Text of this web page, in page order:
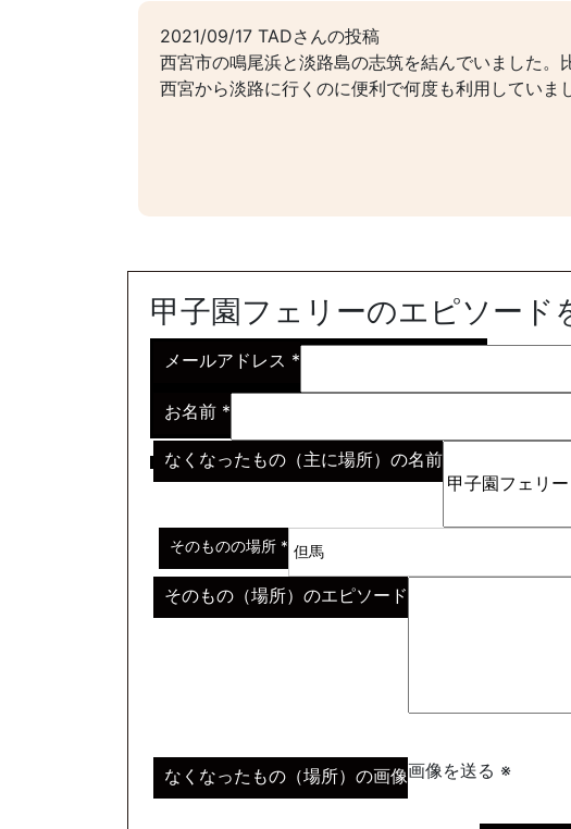
2021/09/17 TADさんの投稿
西宮市の鳴尾浜と淡路島の志筑を結んでいました。
西宮から淡路に行くのに便利で何度も利用していま
甲子園フェリーのエピソード
メールアドレス *
お名前 *
なくなったもの（主に場所）の名前
そのものの場所 *
そのもの（場所）のエピソード
なくなったもの（場所）の画像画像を送る ※